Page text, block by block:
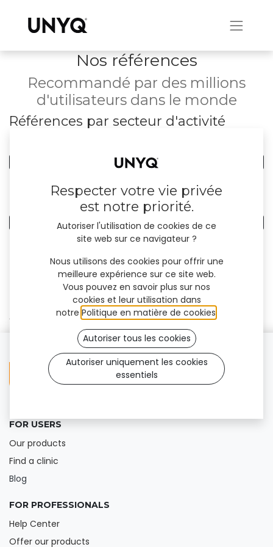
Nos références
Recommandé par des millions
d'utilisateurs dans le monde
Références par secteur d'activité
Références par pays
Tous les pays
Aucun résultat trouvé
FOR USERS
Our products
Find a clinic
Blog
FOR PROFESSIONALS
Help Center
Offer our products
Respecter votre vie privée
est notre priorité.
Autoriser l'utilisation de cookies de ce
site web sur ce navigateur ?
Nous utilisons des cookies pour offrir une
meilleure expérience sur ce site web.
Vous pouvez en savoir plus sur nos
cookies et leur utilisation dans
notre Politique en matière de cookies
Autoriser tous les cookies
Autoriser uniquement les cookies
essentiels